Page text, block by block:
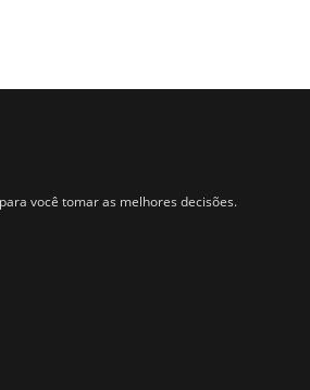
você tomar as melhores decisões.